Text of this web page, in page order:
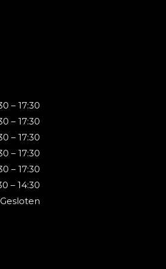
– 17:30
– 17:30
– 17:30
– 17:30
– 17:30
– 14:30
Gesloten